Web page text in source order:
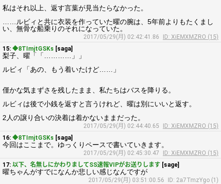
私はそれ以上、返す言葉が見当たらなかった。
……ルビィと共に衣装を作っていた曜の腕は、5年前よりもたくまし
い、無骨な船乗りのそれになっていた。
2017/05/29(月) 02:42:41.86
ID: XiEMXMZRO (15)
15: ◆8TImjtGSKs [saga]
梨子、曜「「…………」」
ルビィ「あの、もう着いたけど……」
僅かな気まずさを残したまま、私たちはバスを降りる。
ルビィは後で小銭を返すと言うけれど、曜は別にいいと返す。
2人の譲り合いの決着は着かないままだった。
2017/05/29(月) 02:44:40.65
ID: XiEMXMZRO (15)
16: ◆8TImjtGSKs [saga]
今回はここまで。ゆっくりペースで書いていきます。
2017/05/29(月) 02:45:30.47
ID: XiEMXMZRO (15)
17: 以下、名無しにかわりましてSS速報VIPがお送りします [sage]
曜ちゃんがすでになんか悲しい感じなんですが
2017/05/29(月) 03:51:00.56
ID: 2a7TmzYgo (1)